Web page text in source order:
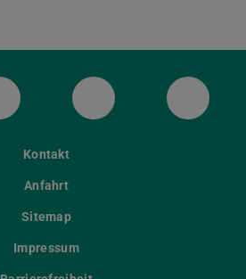
ULB FacebookULB InstagramULB
Kontakt
Anfahrt
Sitemap
Impressum